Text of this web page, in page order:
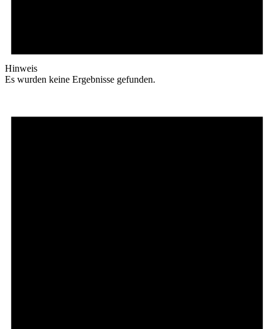
Hinweis
Es wurden keine Ergebnisse gefunden.